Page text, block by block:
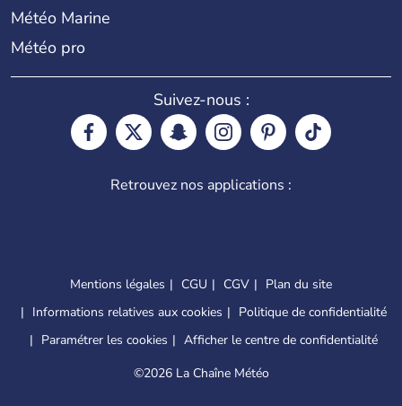
Météo Marine
Météo pro
Suivez-nous :
Retrouvez nos applications :
Mentions légales CGU CGV
Plan du site
Informations relatives aux cookies
Politique de confidentialité
Paramétrer les cookies
Afficher le centre de confidentialité
©2026 La Chaîne Météo